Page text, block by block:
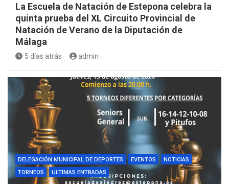
La Escuela de Natación de Estepona celebra la
quinta prueba del XL Circuito Provincial de
Natación de Verano de la Diputación de
Málaga
5 días atrás admin
DELEGACIÓN MUNICIPAL DE DEPORTES EVENTOS
NOTICIAS
TORNEOS
ULTIMAS ENTRADAS